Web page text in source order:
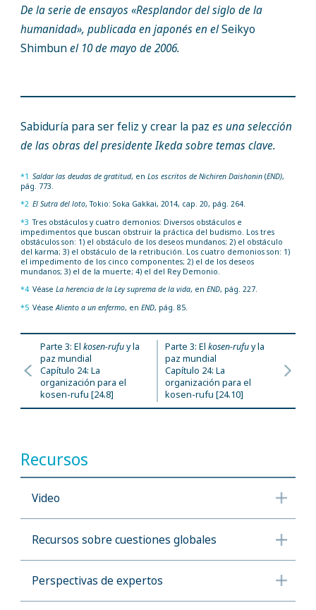
De la serie de ensayos «Resplandor del siglo de la
humanidad», publicada en japonés en elSeikyo
Shimbunel 10 de mayo de 2006.
Sabiduría para ser feliz y crear la paz es una selección
de las obras del presidente Ikeda sobre temas clave.
*1 Saldar las deudas de gratitud, en Los escritos de Nichiren Daishonin(END),
pág. 773.
*2 El Sutra del loto, Tokio: Soka Gakkai, 2014, cap. 20, pág. 264.
*3 Tres obstáculos y cuatro demonios: Diversos obstáculos e
impedimentos que buscan obstruir la práctica del budismo. Los tres
obstáculos son: 1) el obstáculo de los deseos mundanos; 2) el obstáculo
del karma; 3) el obstáculo de la retribución. Los cuatro demonios son: 1)
el impedimento de los cinco componentes; 2) el de los deseos
mundanos; 3) el de la muerte; 4) el del Rey Demonio.
*4 Véase La herencia de la Ley suprema de la vida, en END, pág. 227.
*5 VéaseAliento a un enfermo, en END, pág. 85.
Parte 3: Elkosen-rufuy la
paz mundial
Capítulo 24: La
organización para el
kosen-rufu [24.8]
Parte 3: El kosen-rufuy la
paz mundial
Capítulo 24: La
organización para el
kosen-rufu [24.10]
Recursos
Video
Recursos sobre cuestiones globales
Perspectivas de expertos